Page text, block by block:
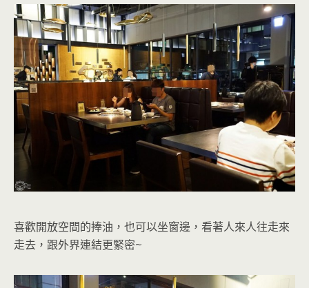
喜歡開放空間的捧油，也可以坐窗邊 ，看著人來人往走來
走去，跟外界連結更緊密~